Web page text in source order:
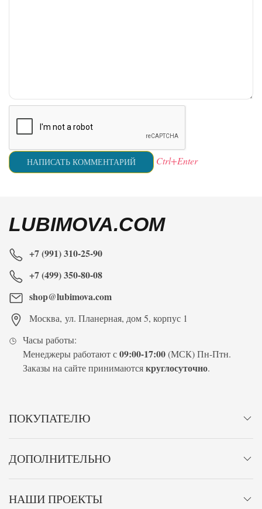
Ctrl+Enter
LUBIMOVA.COM
+7 (991) 310-25-90
+7 (499) 350-80-08
shop@lubimova.com
Москва, ул. Планерная, дом 5, корпус 1
Часы работы:
Менеджеры работают с09:00-17:00(МСК) Пн-Птн.
Заказы на сайте принимаютсякруглосуточно.
ПОКУПАТЕЛЮ
ДОПОЛНИТЕЛЬНО
НАШИ ПРОЕКТЫ